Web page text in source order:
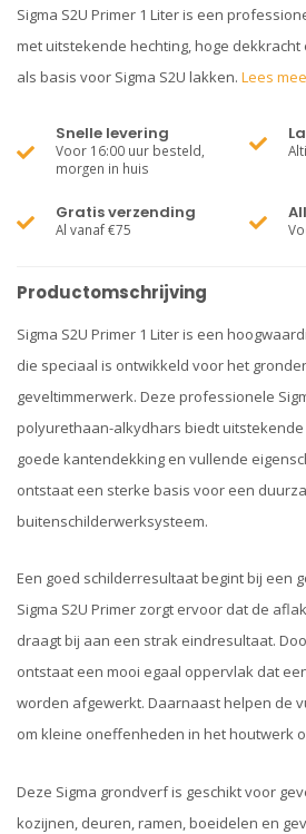
Sigma S2U Primer 1 Liter is een
met uitstekende hechting, hoge
als basis voor Sigma S2U lakken. Lees
Snelle levering
Voor 16:00 uur besteld,
morgen in huis
Gratis verzending
Al vanaf €75
Productomschrijving
Sigma S2U Primer 1 Liter is een
die speciaal is ontwikkeld voor het
geveltimmerwerk. Deze professionele
polyurethaan-alkydhars biedt
goede kantendekking en vullende
ontstaat een sterke basis voor een
buitenschilderwerksysteem.
Een goed schilderresultaat begint bij een
Sigma S2U Primer zorgt ervoor dat de
draagt bij aan een strak eindresultaat.
ontstaat een mooi egaal oppervlak dat
worden afgewerkt. Daarnaast helpen de
om kleine oneffenheden in het houtwerk
Deze Sigma grondverf is geschikt voor
kozijnen, deuren, ramen, boeidelen en